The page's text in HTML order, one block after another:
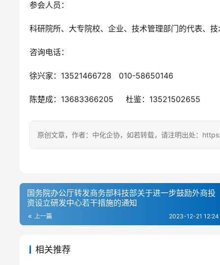
参会人员：
科研院所、大专院校、企业、技术管理部门的代表、
咨询电话：
徐兴家：13521466728   010-58650146
陈楚成：13683366205     杜鉴：13521502655
原创文章，作者：中化企协，如若转载，请注明出处：
国务院办公厅转发商务部科技部关于进一步鼓励外商投
资设立研发中心若干措施的通知
上一篇 2023-12-21 12:24
相关推荐